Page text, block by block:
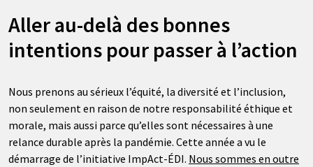
Aller au-delà des bonnes
intentions pour passer à l’action
Nous prenons au sérieux l’équité, la diversité et l’inclusion,
non seulement en raison de notre responsabilité éthique et
morale, mais aussi parce qu’elles sont nécessaires à une
relance durable après la pandémie. Cette année a vu le
démarrage de l’initiative ImpAct-ÉDI. Nous sommes en outre